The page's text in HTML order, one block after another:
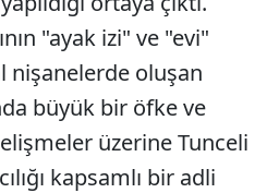
"ayak izi" ve "evi"
nişanelerde oluşan
büyük bir öfke ve
üzerine Tunceli
kapsamlı bir adli